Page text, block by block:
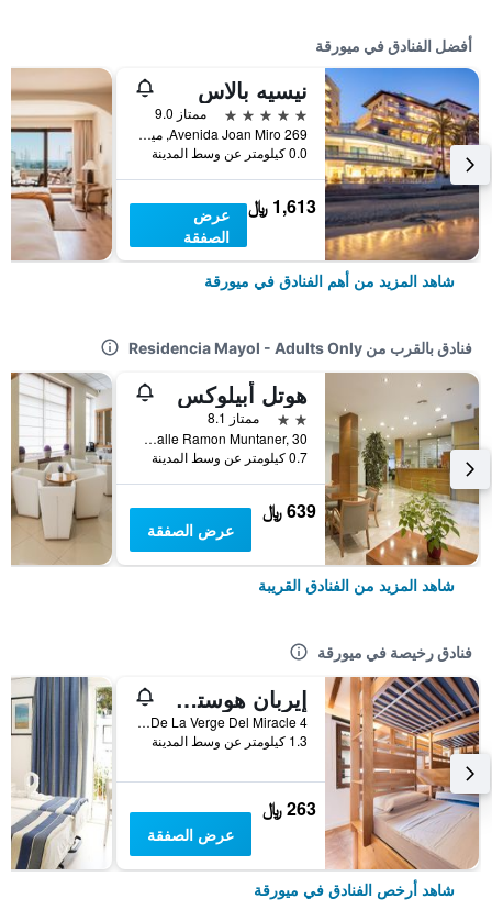
أفضل الفنادق في ميورقة
نيسيه بالاس
5 نجوم
ممتاز 9.0
Avenida Joan Miro 269, ميورقة, مالوركا, أسبانيا
0.0 كيلومتر عن وسط المدينة
1,613 ﷼
عرض
الصفقة
شاهد المزيد من أهم الفنادق في ميورقة
فنادق بالقرب من Residencia Mayol - Adults Only
هوتل أبيلوكس
2 نجمتين
ممتاز 8.1
Calle Ramon Muntaner, 30, ميورقة, مالوركا, أسبانيا
0.7 كيلومتر عن وسط المدينة
639 ﷼
عرض الصفقة
شاهد المزيد من الفنادق القريبة
فنادق رخيصة في ميورقة
إيربان هوستل بالما ألبيرجيو جوفينيل
Placa De La Verge Del Miracle 4, ميورقة, مالوركا, أسبانيا
1.3 كيلومتر عن وسط المدينة
263 ﷼
عرض الصفقة
شاهد أرخص الفنادق في ميورقة